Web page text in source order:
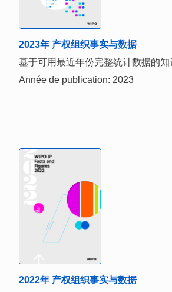
2023年 产权组织事实与数据
基于可用最近年份完整统计数据的知
Année de publication: 2023
2022年 产权组织事实与数据